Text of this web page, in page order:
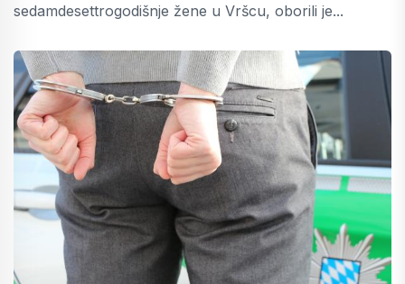
sedamdesettrogodišnje žene u Vršcu, oborili je...